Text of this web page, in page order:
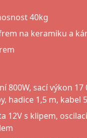
40kg
na keramiku a
800W, sací výkon 17
hadice 1,5 m, kabel
12V s klipem,